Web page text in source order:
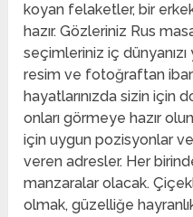
koyan felaketler, bir
hazır. Gözleriniz Rus
seçimleriniz iç dünyanızı
resim ve fotoğraftan
hayatlarınızda sizin için
onları görmeye hazır
için uygun pozisyonlar
veren adresler. Her
manzaralar olacak.
olmak, güzelliğe